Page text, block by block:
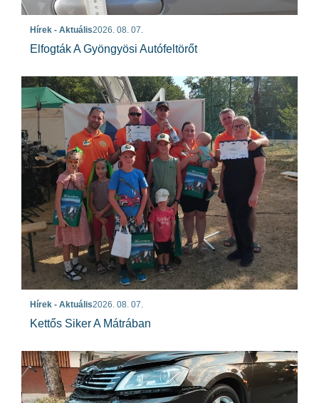
Hírek - Aktuális2026. 08. 07.
Elfogták A Gyöngyösi Autófeltörőt
Hírek - Aktuális2026. 08. 07.
Kettős Siker A Mátrában